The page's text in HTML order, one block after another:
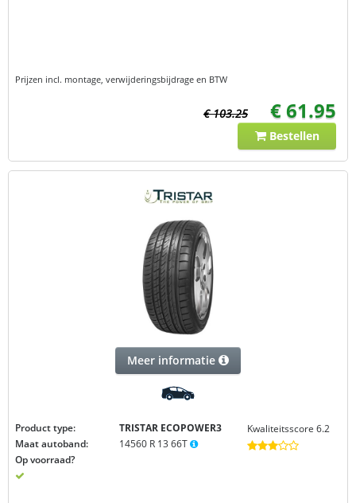
Prijzen incl. montage, verwijderingsbijdrage en BTW
€ 103.25 € 61.95
Bestellen
Meer informatie
Product type:
TRISTAR ECOPOWER3
Maat autoband:
14560 R 13 66T
Op voorraad?
Kwaliteitsscore 6.2